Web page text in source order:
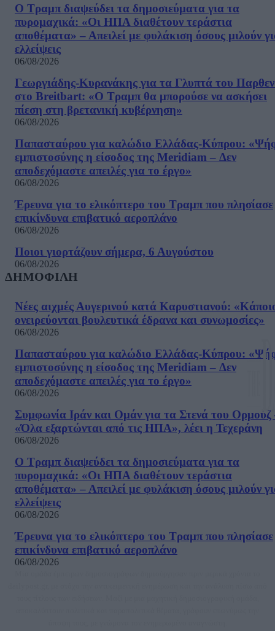
Ο Τραμπ διαψεύδει τα δημοσιεύματα για τα
πυρομαχικά: «Οι ΗΠΑ διαθέτουν τεράστια
αποθέματα» – Απειλεί με φυλάκιση όσους μιλούν
ελλείψεις
06/08/2026
Γεωργιάδης-Κυρανάκης για τα Γλυπτά του
στο Breitbart: «Ο Τραμπ θα μπορούσε να ασκήσει
πίεση στη βρετανική κυβέρνηση»
06/08/2026
Παπασταύρου για καλώδιο Ελλάδας-Κύπρου:
εμπιστοσύνης η είσοδος της Meridiam – Δεν
αποδεχόμαστε απειλές για το έργο»
06/08/2026
Έρευνα για το ελικόπτερο του Τραμπ που πλησίασε
επικίνδυνα επιβατικό αεροπλάνο
06/08/2026
Ποιοι γιορτάζουν σήμερα, 6 Αυγούστου
06/08/2026
ΔΗΜΟΦΙΛΗ
Νέες αιχμές Αυγερινού κατά Καρυστιανού:
ονειρεύονται βουλευτικά έδρανα και συνωμοσίες»
06/08/2026
Παπασταύρου για καλώδιο Ελλάδας-Κύπρου:
εμπιστοσύνης η είσοδος της Meridiam – Δεν
αποδεχόμαστε απειλές για το έργο»
06/08/2026
Συμφωνία Ιράν και Ομάν για τα Στενά του Ορμούζ
«Όλα εξαρτώνται από τις ΗΠΑ», λέει η Τεχεράνη
06/08/2026
Ο Τραμπ διαψεύδει τα δημοσιεύματα για τα
πυρομαχικά: «Οι ΗΠΑ διαθέτουν τεράστια
αποθέματα» – Απειλεί με φυλάκιση όσους μιλούν
ελλείψεις
06/08/2026
Έρευνα για το ελικόπτερο του Τραμπ που πλησίασε
επικίνδυνα επιβατικό αεροπλάνο
06/08/2026